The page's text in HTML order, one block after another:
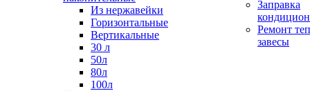
Из нержавейки
Горизонтальные
Вертикальные
30 л
50л
80л
100л
Заправка
Ремонт
завесы